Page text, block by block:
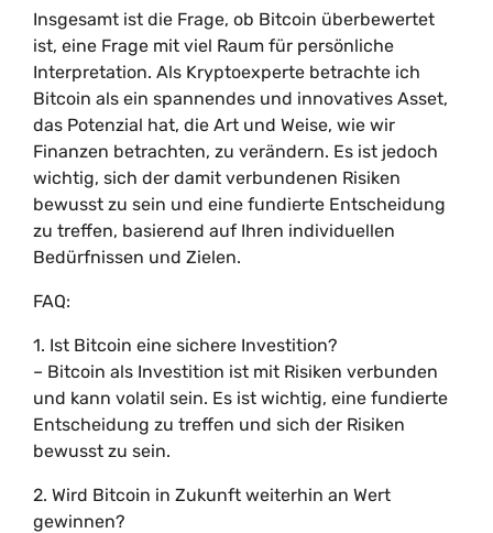
Insgesamt ist die Frage, ob Bitcoin überbewertet
ist, eine Frage mit viel Raum für persönliche
Interpretation. Als Kryptoexperte betrachte ich
Bitcoin als ein spannendes und innovatives Asset,
das Potenzial hat, die Art und Weise, wie wir
Finanzen betrachten, zu verändern. Es ist jedoch
wichtig, sich der damit verbundenen Risiken
bewusst zu sein und eine fundierte Entscheidung
zu treffen, basierend auf Ihren individuellen
Bedürfnissen und Zielen.
FAQ:
1. Ist Bitcoin eine sichere Investition?
– Bitcoin als Investition ist mit Risiken verbunden
und kann volatil sein. Es ist wichtig, eine fundierte
Entscheidung zu treffen und sich der Risiken
bewusst zu sein.
2. Wird Bitcoin in Zukunft weiterhin an Wert
gewinnen?